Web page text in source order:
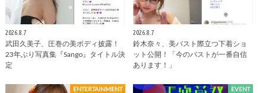
2026.8.7
武田久美子、圧巻の美ボディ披露！
23年ぶり写真集『Sango』タイトル決
定
2026.8.7
鈴木奈々、美バスト際立つ下着ショ
ット公開！「今のバストが一番自信
あります！」
ENTERTAINMENT EVENT